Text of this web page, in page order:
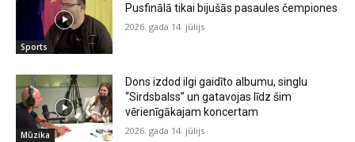
Sports
Pusfinālā tikai bijušās pasaules čempiones
2026. gada 14. jūlijs
Mūzika
Dons izdod ilgi gaidīto albumu, singlu
“Sirdsbalss” un gatavojas līdz šim
vērienīgākajam koncertam
2026. gada 14. jūlijs